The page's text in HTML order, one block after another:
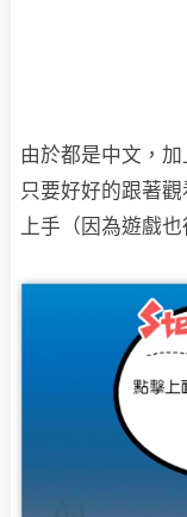
由於都是中文，
只要好好的跟著
上手（因為遊戲也